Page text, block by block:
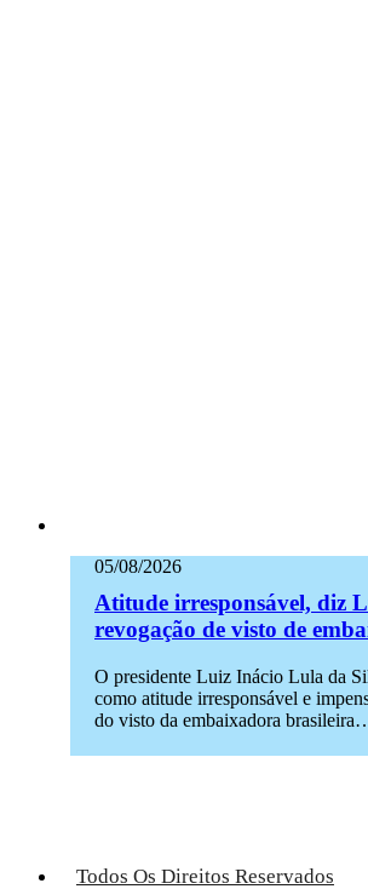
05/08/2026
Atitude irresponsável, diz
revogação de visto de
O presidente Luiz Inácio Lula da
como atitude irresponsável e
do visto da embaixadora
Todos Os Direitos Reservados